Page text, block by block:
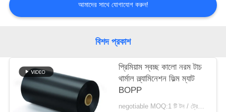
উদ্ধৃতির
সাইট
ম্যাপ
আমাদের সাথে যোগাযোগ করুন!
বিশদ প্রকাশ
প্রিমিয়াম স্বচ্ছ কালো নরম টাচ
থার্মাল ল্ল্যামিনেশন ফিল্ম ম্যাট
BOPP
negotiable MOQ:1 টি টন / ট্রেইলের অর্ডার আলোচনা সাপেক্ষ